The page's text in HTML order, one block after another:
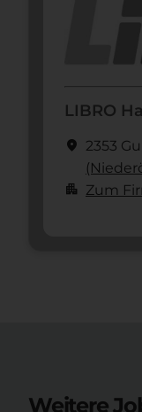
LIBRO
location_on 2353
apartment Zum
Weitere